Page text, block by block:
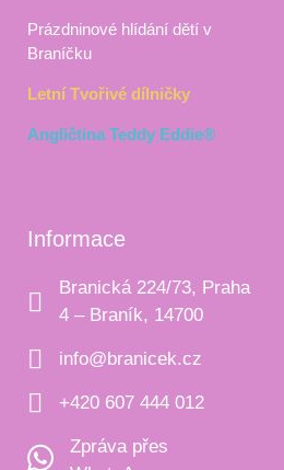
Prázdninové hlídání dětí v
Braníčku
Letní Tvořivé dílničky
Angličtina Teddy Eddie®
Informace
Branická 224/73, Praha
4 – Braník, 14700
info@branicek.cz
+420 607 444 012
Zpráva přes